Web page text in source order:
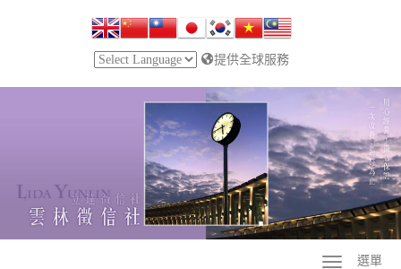
提供全球服務
選單